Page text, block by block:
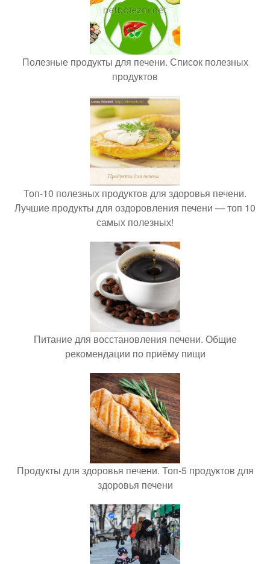
Полезные продукты для печени. Список полезных
продуктов
Топ-10 полезных продуктов для здоровья печени.
Лучшие продукты для оздоровления печени — топ 10
самых полезных!
Питание для восстановления печени. Общие
рекомендации по приёму пищи
Продукты для здоровья печени. Топ-5 продуктов для
здоровья печени